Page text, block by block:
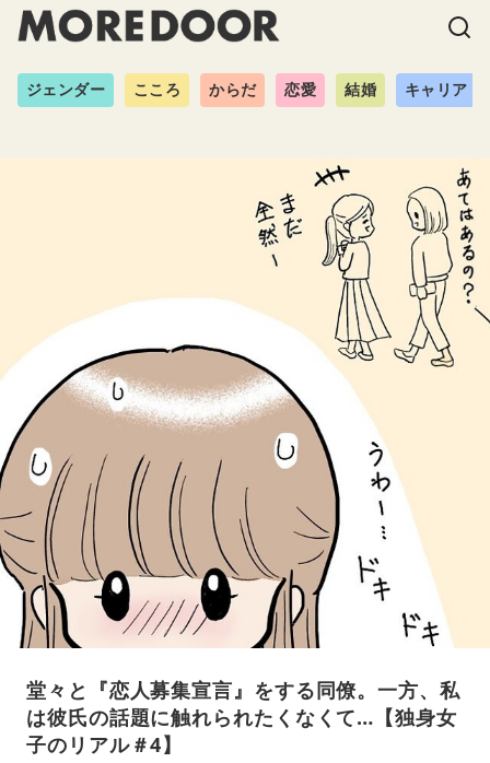
ジェンダー こころ からだ 恋愛 結婚 キャリア
堂々と『恋人募集宣言』をする同僚。一方、私
は彼氏の話題に触れられたくなくて…【独身女
子のリアル＃4】